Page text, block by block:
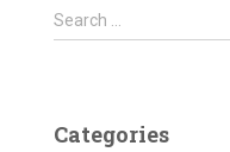
S
e
h
Search …
Categories